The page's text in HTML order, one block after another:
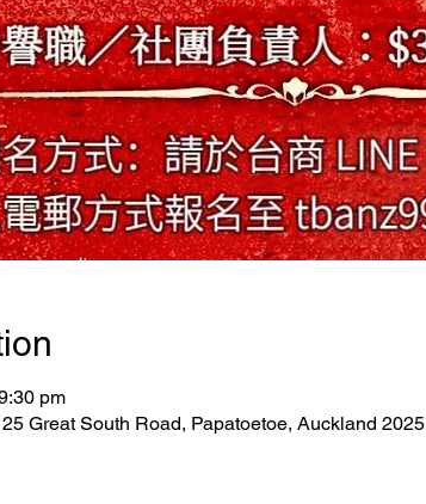
pm
Great South Road, Papatoetoe, Auckland 2025